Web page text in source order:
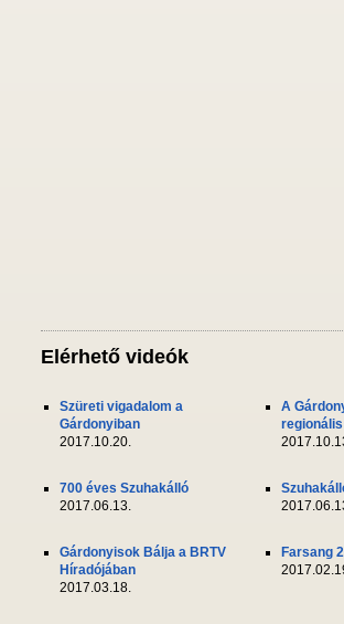
Elérhető videók
Szüreti vigadalom a
Gárdonyiban
2017.10.20.
A
regionális
700 éves Szuhakálló
2017.06.13.
Gárdonyisok Bálja a BRTV
Híradójában
2017.03.18.
Farsang